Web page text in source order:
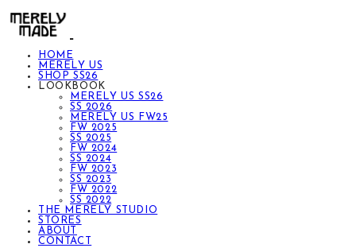
HOME
MERELY US
SHOP SS26
LOOKBOOK
MERELY US SS26
SS 2026
MERELY US FW25
FW 2025
SS 2025
FW 2024
SS 2024
FW 2023
SS 2023
FW 2022
SS 2022
THE MERELY STUDIO
STORES
ABOUT
CONTACT